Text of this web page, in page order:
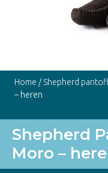
Home / Shepherd
– heren
Shepherd
Moro –